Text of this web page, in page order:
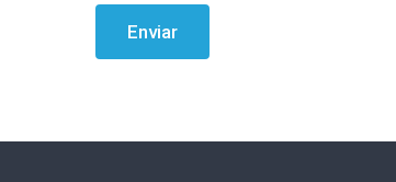
Enviar